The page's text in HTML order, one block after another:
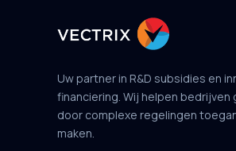
Uw partner in R&D subsidies en
financiering. Wij helpen bedrijven
door complexe regelingen
maken.